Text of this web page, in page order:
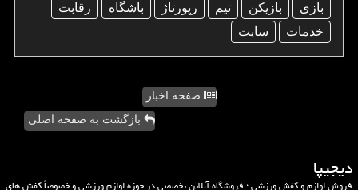
بازی بازیكن تیم رپورتاژ باشگاه
رقابت
خدمات
سایت
صفحه اخبار
بازگشت به صفحه اصلی
دیجیپا
فروش لوازم و کفش ورزشی ؛ فروشگاه آنلاین تخصصی در حوزه لوازم ورزشی و خصوصاً کفش های